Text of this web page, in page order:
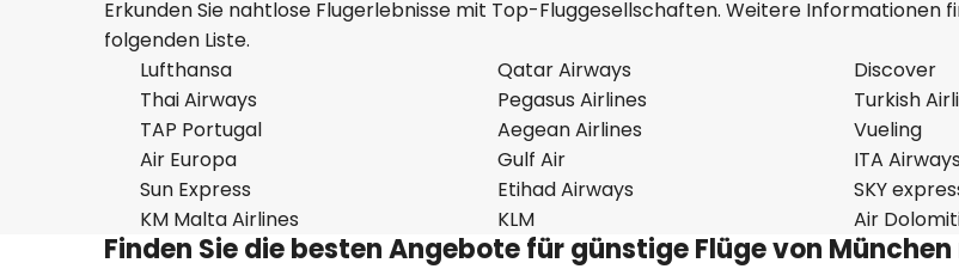
Erkunden Sie nahtlose Flugerlebnisse mit Top-Fluggesellschaften. Weitere Informationen
folgenden Liste.
Lufthansa
Qatar Airways Discover
Thai Airways
Pegasus Airlines Turkish
TAP Portugal
Aegean Airlines Vueling
Air Europa
Gulf Air ITA Airways
Sun Express
Etihad Airways SKY
KM Malta Airlines
KLM Air
Finden Sie die besten Angebote für günstige Flüge von